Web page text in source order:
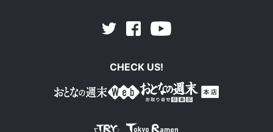
Twitter Facebook
CHECK US!